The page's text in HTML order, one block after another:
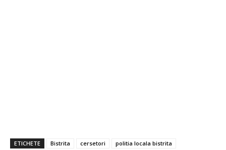
ETICHETE Bistrita cersetori politia locala bistrita